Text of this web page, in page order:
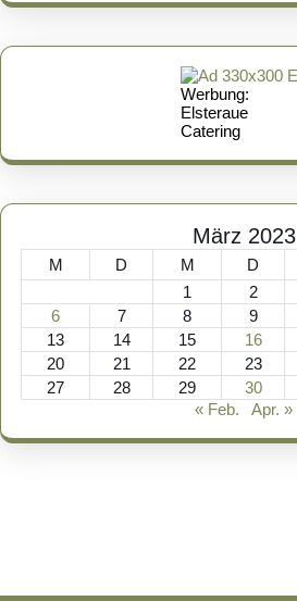
Werbung:
Elsteraue
Catering
März 2023
M D M D
1
2
6
7 8 9
13
14 15 16
20
21 22 23
27
28 29 30
« Feb.
Apr. »